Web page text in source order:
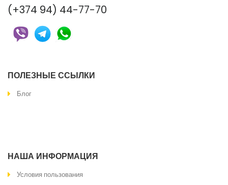
(+374 94) 44-77-70
ПОЛЕЗНЫЕ ССЫЛКИ
Блог
НАША ИНФОРМАЦИЯ
Условия пользования